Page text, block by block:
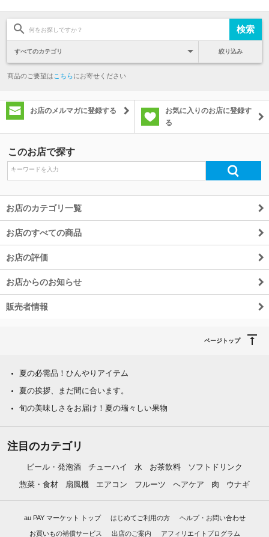
絞り込み
商品のご要望は こちらにお寄せください
お店のメルマガに登録する
お気に入りのお店に登録す
る
このお店で探す
お店のカテゴリ一覧
お店のすべての商品
お店の評価
お店からのお知らせ
販売者情報
ページトップ
夏の必需品！ひんやりアイテム
夏の挨拶、まだ間に合います。
旬の美味しさをお届け！夏の瑞々しい果物
注目のカテゴリ
ビール・発泡酒 チューハイ 水 お茶飲料
ソフトドリンク
惣菜・食材
扇風機 エアコン フルーツ ヘアケア 肉 ウナギ
au PAY マーケット トップ はじめてご利用の方 ヘルプ・お問い合わせ
お買いもの補償サービス 出店のご案内 アフィリエイトプログラム